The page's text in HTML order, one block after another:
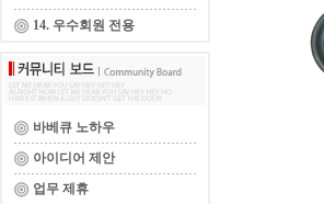
14. 우수회원 전용
바베큐 노하우
아이디어 제안
업무 제휴